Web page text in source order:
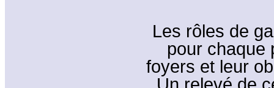
Les rôles de
pour chaque
foyers et leur